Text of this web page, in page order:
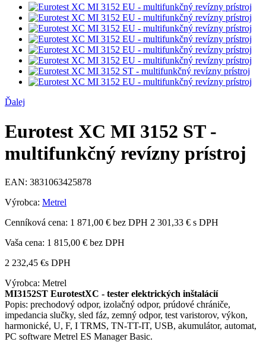
Ďalej
Eurotest XC MI 3152 ST -
multifunkčný revízny prístroj
EAN: 3831063425878
Výrobca: Metrel
Cenníková cena: 1 871,00 € bez DPH 2 301,33 € s DPH
Vaša cena: 1 815,00 € bez DPH
2 232,45 €s DPH
Výrobca: Metrel
MI3152ST EurotestXC - tester elektrických inštalácií
Popis: prechodový odpor, izolačný odpor, prúdové chrániče,
impedancia slučky, sled fáz, zemný odpor, test varistorov, výkon,
harmonické, U, F, I TRMS, TN-TT-IT, USB, akumulátor, automat,
PC software Metrel ES Manager Basic.